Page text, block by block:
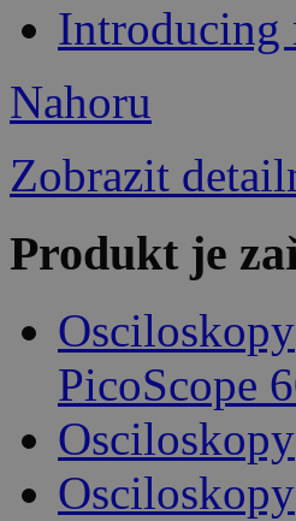
Introducing
Nahoru
Zobrazit
Produkt je
Osciloskopy
PicoScope
Osciloskopy
Osciloskopy